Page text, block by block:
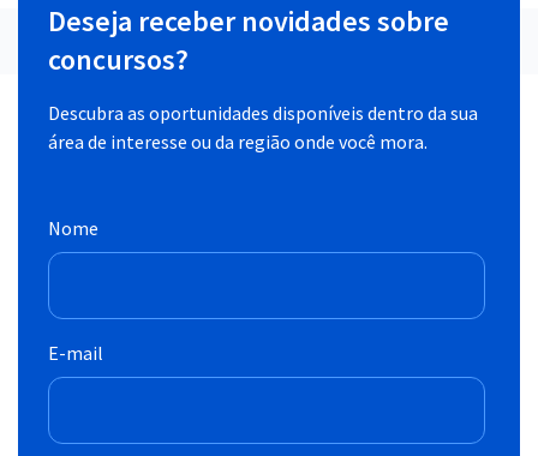
Deseja receber novidades sobre
concursos?
Descubra as oportunidades disponíveis dentro da sua
área de interesse ou da região onde você mora.
Nome
E-mail